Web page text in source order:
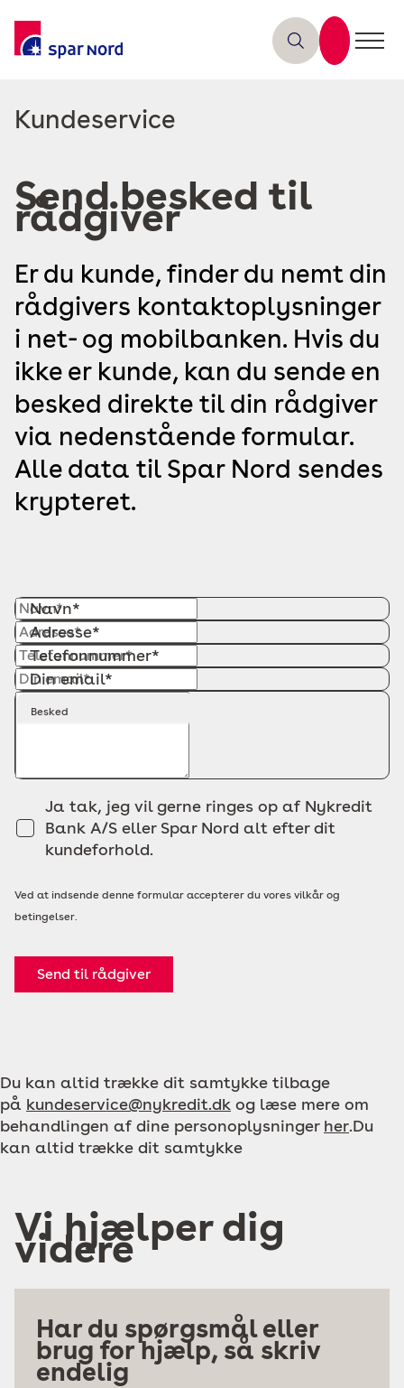
Read
Kundeservice
Send besked til
rådgiver
Er du kunde, finder du nemt din
rådgivers kontaktoplysninger
i net- og mobilbanken. Hvis du
ikke er kunde, kan du sende en
besked direkte til din rådgiver
via nedenstående formular.
Alle data til Spar Nord sendes
krypteret.
Navn*
Adresse*
Telefonnummer*
Din email*
Besked
Ja tak, jeg vil gerne ringes op af Nykredit
Bank A/S eller Spar Nord alt efter dit
kundeforhold.
Ved at indsende denne formular accepterer du vores vilkår og
betingelser.
Send til rådgiver
Du kan altid trække dit samtykke tilbage
på kundeservice@nykredit.dk og læse mere om
behandlingen af dine personoplysninger her.Du
kan altid trække dit samtykke
Vi hjælper dig
videre
Har du spørgsmål eller
brug for hjælp, så skriv
endelig